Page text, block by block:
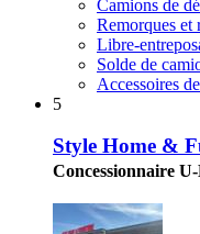
Camions de
Remorques et
Libre-
Solde de
Accessoires
5
Style Home &
Concessionnaire